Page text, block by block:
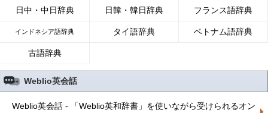
日中・中日辞典 日韓・韓日辞典 フランス語辞典
インドネシア語辞典 タイ語辞典 ベトナム語辞典
古語辞典
Weblio英会話
Weblio英会話 - 「Weblio英和辞書」を使いながら受けられるオン